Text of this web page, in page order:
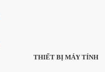
THIẾT BỊ MÁY TÍNH